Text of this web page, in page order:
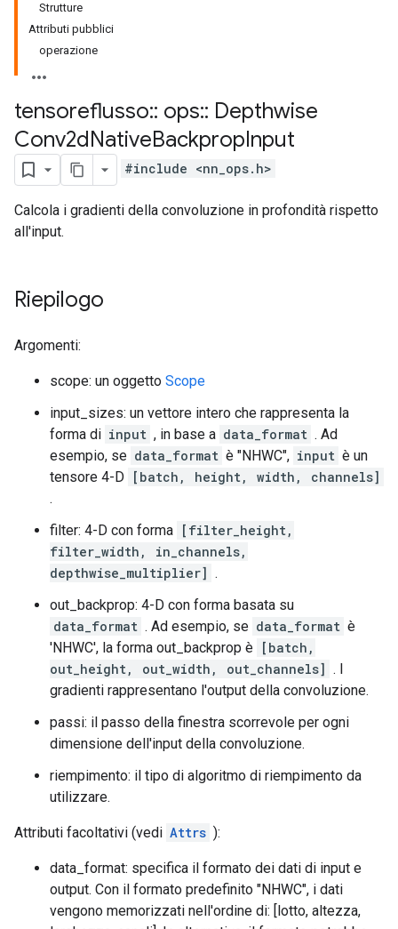
Strutture
Attributi pubblici
operazione
tensoreflusso:: ops:: Depthwise
Conv2dNativeBackpropInput
#include <nn_ops.h>
Calcola i gradienti della convoluzione in profondità rispetto
all'input.
Riepilogo
Argomenti:
scope: un oggetto Scope
input_sizes: un vettore intero che rappresenta la
forma di input , in base a data_format . Ad
esempio, se data_format è "NHWC", input è un
tensore 4-D [batch, height, width, channels]
.
filter: 4-D con forma [filter_height,
filter_width, in_channels,
depthwise_multiplier] .
out_backprop: 4-D con forma basata su
data_format . Ad esempio, se data_format è
'NHWC', la forma out_backprop è [batch,
out_height, out_width, out_channels] . I
gradienti rappresentano l'output della convoluzione.
passi: il passo della finestra scorrevole per ogni
dimensione dell'input della convoluzione.
riempimento: il tipo di algoritmo di riempimento da
utilizzare.
Attributi facoltativi (vedi Attrs ):
data_format: specifica il formato dei dati di input e
output. Con il formato predefinito "NHWC", i dati
vengono memorizzati nell'ordine di: [lotto, altezza,